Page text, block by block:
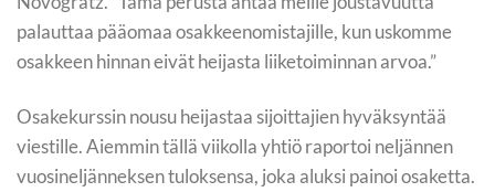
palauttaa pääomaa osakkeenomistajille, kun uskomme
osakkeen hinnan eivät heijasta liiketoiminnan arvoa.”
Osakekurssin nousu heijastaa sijoittajien hyväksyntää
viestille. Aiemmin tällä viikolla yhtiö raportoi neljännen
vuosineljänneksen tuloksensa, joka aluksi painoi osaketta.